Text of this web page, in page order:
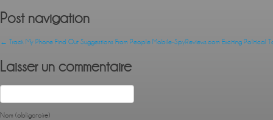
Post navigation
← Track My Phone Find Out Suggestions From People Mobile-SpyReviews.com Exciting Political
Laisser un commentaire
Nom (obligatoire)